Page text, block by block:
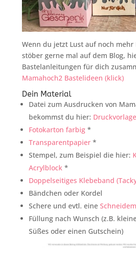
Wenn du jetzt Lust auf noch mehr
stöber gerne mal auf dem Blog,
Bastelanleitungen für dich
Mamahoch2 Bastelideen (klick)
Dein Material
Datei zum Ausdrucken von
bekommst du hier:
Fotokarton farbig*
Transparentpapier*
Stempel, zum Beispiel die hier:
Acrylblock*
Doppelseitiges Klebeband
Bändchen oder Kordel
Schere und evtl. eine
Füllung nach Wunsch (z.B.
Süßes oder einen Gutschein)